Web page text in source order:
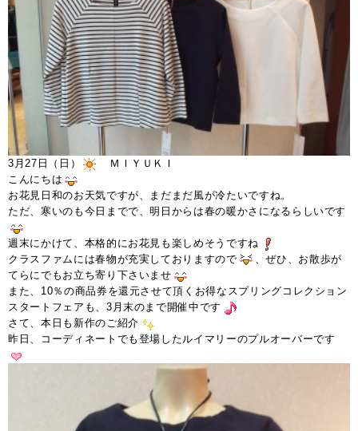
3月27日（日）
ＭＩＹＵＫＩ
こんにちは
お花見日和のお天気ですが、まだまだ風が冷たいですね。
ただ、寒いのも今日までで、明日からは春の暖かさになるらしいです
週末にかけて、本格的にお花見も楽しめそうですね
クラスファムには春物が充実しておりますので
、ぜひ、お散歩が
てらにでもお立ち寄り下さいませ
また、10％の商品券を還元させて頂くお得なスプリングコレクション
スタートフェアも、3月末のまで開催中です
さて、本日も新作のご紹介
昨日、コーディネートでも登場したルイマリーのプルオーバーです